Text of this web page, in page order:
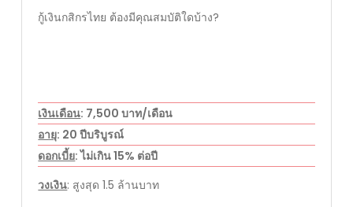
กู้เงินกสิกรไทย ต้องมีคุณสมบัติใดบ้าง?
เงินเดือน: 7,500 บาท/เดือน
อายุ: 20 ปีบริบูรณ์
ดอกเบี้ย: ไม่เกิน 15% ต่อปี
วงเงิน: สูงสุด 1.5 ล้านบาท